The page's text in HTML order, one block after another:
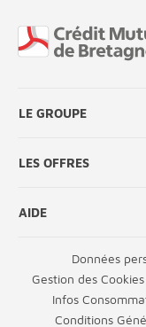
LE GROUPE
LES OFFRES
AIDE
Données
Gestion des Cookies
Infos
Conditions
Fin de page